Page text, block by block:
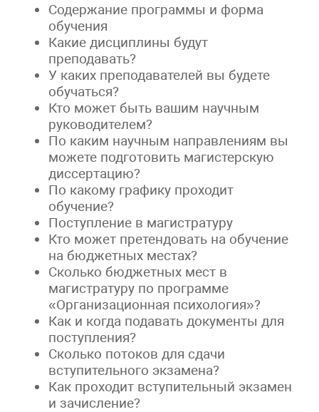
Содержание программы и форма
обучения
Какие дисциплины будут
преподавать?
У каких преподавателей вы будете
обучаться?
Кто может быть вашим научным
руководителем?
По каким научным направлениям вы
можете подготовить магистерскую
диссертацию?
По какому графику проходит
обучение?
Поступление в магистратуру
Кто может претендовать на обучение
на бюджетных местах?
Сколько бюджетных мест в
магистратуру по программе
«Организационная психология»?
Как и когда подавать документы для
поступления?
Сколько потоков для сдачи
вступительного экзамена?
Как проходит вступительный экзамен
и зачисление?